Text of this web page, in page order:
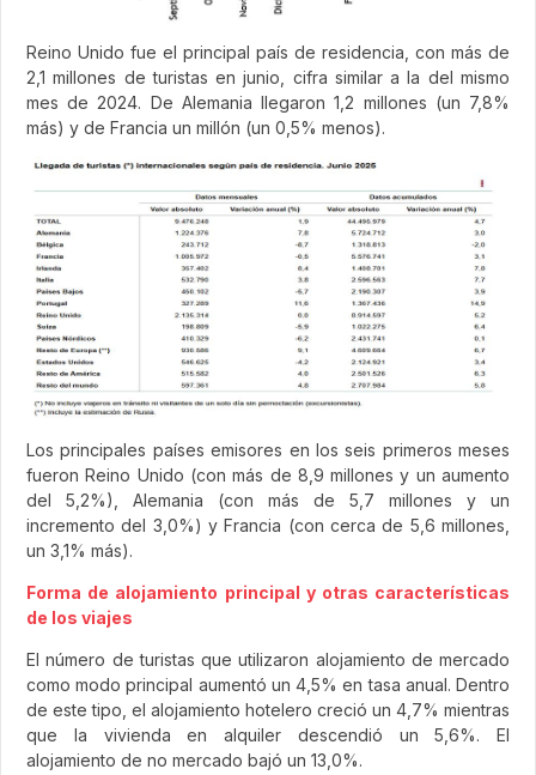
Reino Unido fue el principal país de residencia, con más de
2,1 millones de turistas en junio, cifra similar a la del mismo
mes de 2024. De Alemania llegaron 1,2 millones (un 7,8%
más) y de Francia un millón (un 0,5% menos).
Los principales países emisores en los seis primeros meses
fueron Reino Unido (con más de 8,9 millones y un aumento
del 5,2%), Alemania (con más de 5,7 millones y un
incremento del 3,0%) y Francia (con cerca de 5,6 millones,
un 3,1% más).
Forma de alojamiento principal y otras características
de los viajes
El número de turistas que utilizaron alojamiento de mercado
como modo principal aumentó un 4,5% en tasa anual. Dentro
de este tipo, el alojamiento hotelero creció un 4,7% mientras
que la vivienda en alquiler descendió un 5,6%. El
alojamiento de no mercado bajó un 13,0%.